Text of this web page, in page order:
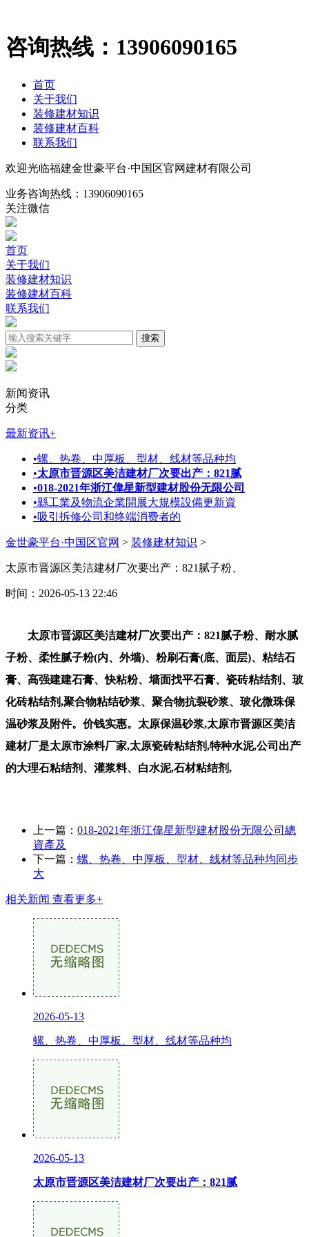
咨询热线： 13906090165
首页
关于我们
装修建材知识
装修建材百科
联系我们
欢迎光临福建金世豪平台·中国区官网建材有限公司
业务咨询热线： 13906090165
关注微信
首页
关于我们
装修建材知识
装修建材百科
联系我们
新闻资讯
分类
最新资讯+
•螺、热卷、中厚板、型材、线材等品种均
•太原市晋源区美洁建材厂次要出产：821腻
•018-2021年浙江偉星新型建材股份无限公司
•縣工業及物流企業開展大規模設備更新資
•吸引拆修公司和终端消费者的
金世豪平台·中国区官网 > 装修建材知识 >
太原市晋源区美洁建材厂次要出产：821腻子粉、
时间：2026-05-13 22:46
太原市晋源区美洁建材厂次要出产：821腻子粉、耐水腻
子粉、柔性腻子粉(内、外墙)、粉刷石膏(底、面层)、粘结石
膏、高强建建石膏、快粘粉、墙面找平石膏、瓷砖粘结剂、玻
化砖粘结剂,聚合物粘结砂浆、聚合物抗裂砂浆、玻化微珠保
温砂浆及附件。价钱实惠。太原保温砂浆,太原市晋源区美洁
建材厂是太原市涂料厂家,太原瓷砖粘结剂,特种水泥,公司出产
的大理石粘结剂、灌浆料、白水泥,石材粘结剂,
上一篇： 018-2021年浙江偉星新型建材股份无限公司總
資產及
下一篇： 螺、热卷、中厚板、型材、线材等品种均同步
大
相关新闻 查看更多+
2026-05-13
螺、热卷、中厚板、型材、线材等品种均
2026-05-13
太原市晋源区美洁建材厂次要出产：821腻